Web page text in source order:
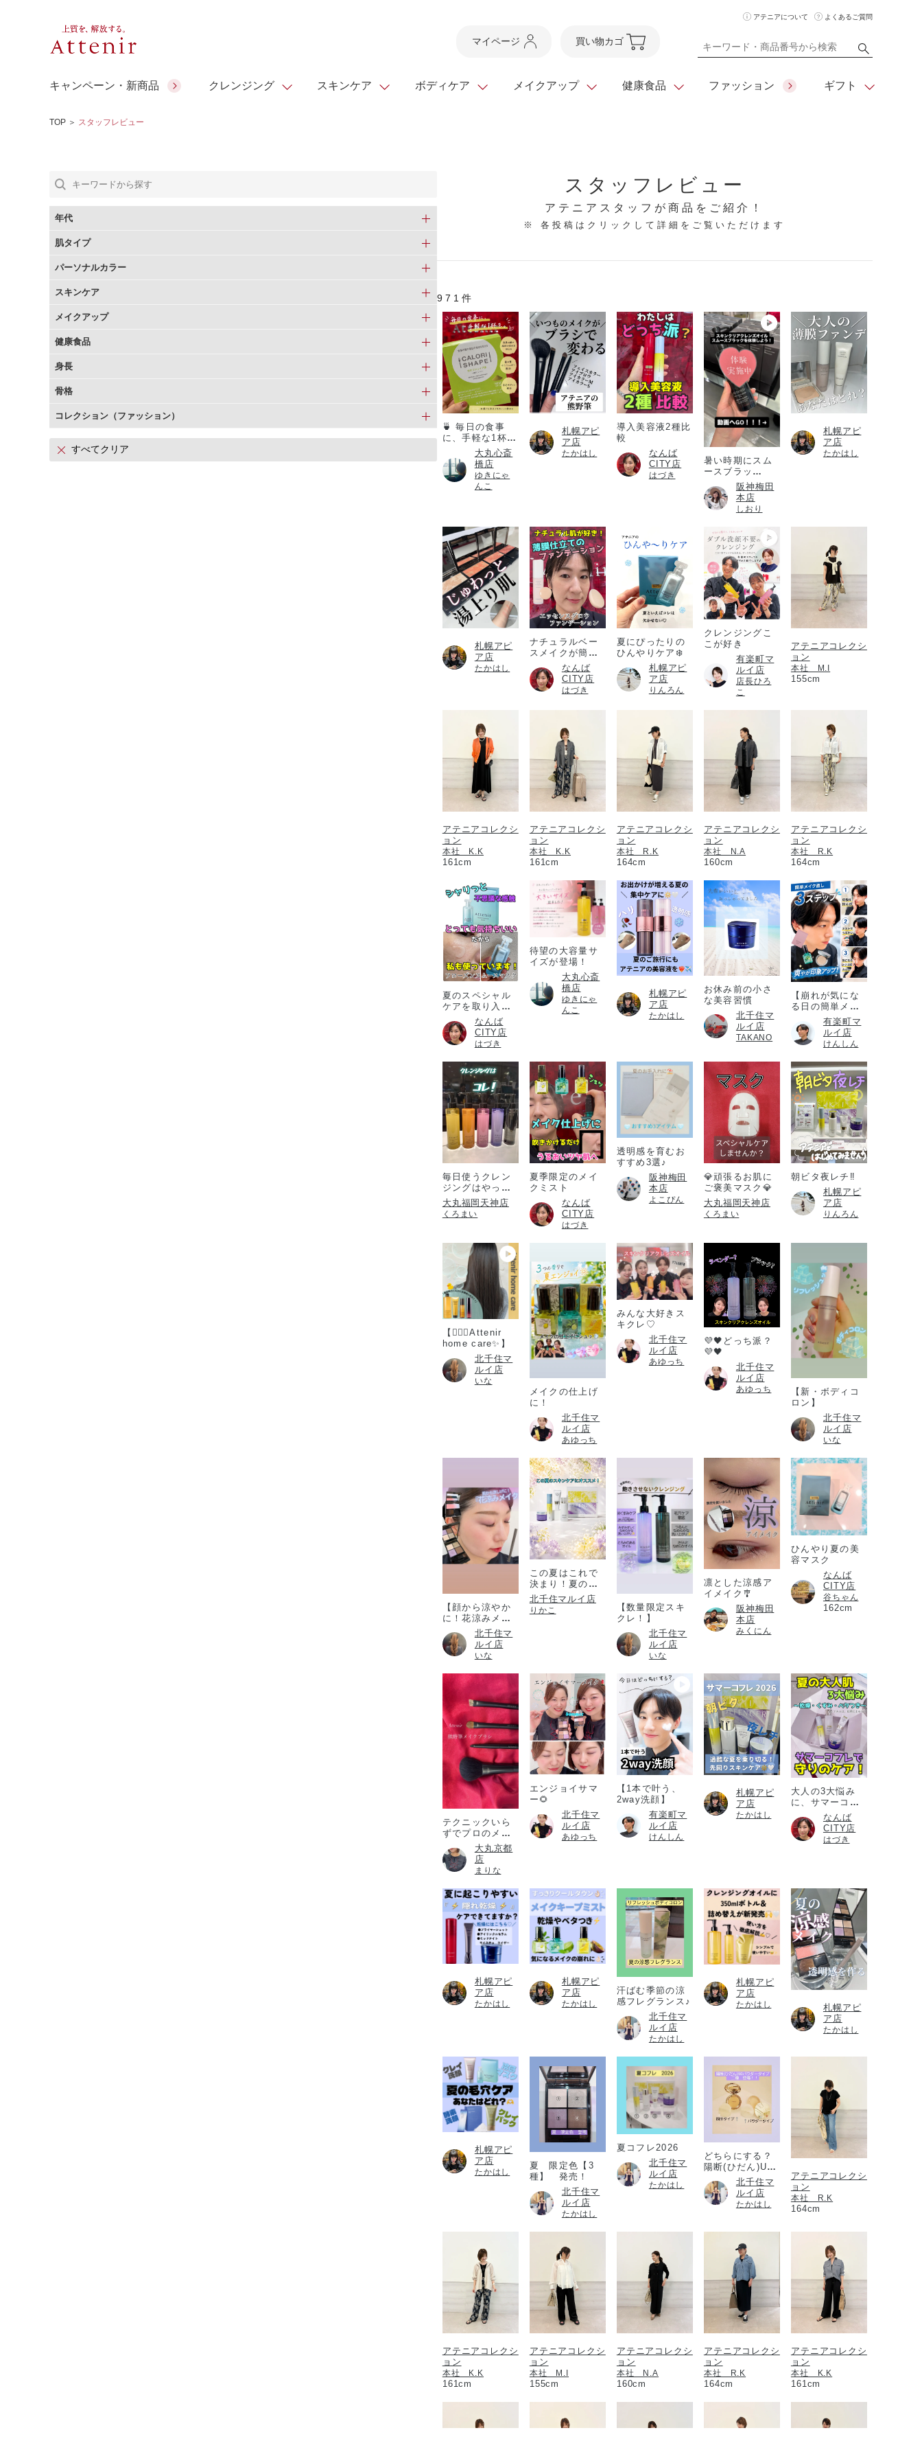
アテニアについて よくあるご質問
マイページ 買い物カゴ
キャンペーン・新商品 クレンジング
お友達紹介サービス
スキンケア
チェックで選ぶ
クレンジング
化粧水
乳液・ジェル・クリーム 美容液・クリーム
ボディケア
アロマリチュアル
＆エイジングケア
ボディケア・ハンドケア
・フレグランス
メイクアップ
Make Look
アイメイク
フェイスカラー
リップメイク メイクグッズ
健康食品
コラーゲン
ル
ビューティシリーズ ダイエットシリーズ
青汁シリーズ ベーシックシリーズ
ヘルスシリーズ 全商品一覧
ファッション ギフト
シーンから選ぶ
スキンクリア クレンズ
オイル 専用ギフト
贈れるeギフト
TOP ＞ スタッフレビュー
年代
肌タイプ
パーソナルカラー
スキンケア
メイクアップ
健康食品
身長
骨格
コレクション（ファッション）
すべてクリア
スタッフレビュー
アテニアスタッフが商品をご紹介！
※ 各投稿はクリックして詳細をご覧いただけます
971件
🍵 毎日の食事
に、手軽な1杯
大丸心斎
橋店
ゆきにゃ
んこ
札幌アピ
ア店
たかはし
導入美容液2種比
較
なんば
CITY店
はづき
暑い時期にスム
ースブラッ
ク！！！阪神梅田
本店
しおり
札幌アピ
ア店
たかはし
札幌アピ
ア店
たかはし
ナチュラルベー
スメイクが簡単
なんば
CITY店
はづき
夏にぴったりの
ひんやりケア❄️
札幌アピ
ア店
りんろん
クレンジングこ
こが好き
有楽町マ
ルイ店
店長ひろ
こ
アテニアコレクシ
ョン
本社 M.I
155cm
アテニアコレクシ
ョン
本社 K.K
161cm
アテニアコレクシ
ョン
本社 K.K
161cm
アテニアコレクシ
ョン
本社 R.K
164cm
アテニアコレクシ
ョン
本社 N.A
160cm
アテニアコレクシ
ョン
本社 R.K
164cm
夏のスペシャル
ケアを取り入れ
たい方必見！
なんば
CITY店
はづき
待望の大容量サ
イズが登場！
大丸心斎
橋店
ゆきにゃ
んこ
札幌アピ
ア店
たかはし
お休み前の小さ
な美容習慣
北千住マ
ルイ店
TAKANO
【崩れが気にな
る日の簡単メイ
ク直し】有楽町マ
ルイ店
けんしん
毎日使うクレン
ジングはやっぱ
りアテニア💎
大丸福岡天神店
くろまい
夏季限定のメイ
クミスト
なんば
CITY店
はづき
透明感を育むお
すすめ3選♪
阪神梅田
本店
よこぴん
💎頑張るお肌に
ご褒美マスク💎
大丸福岡天神店
くろまい
朝ビタ夜レチ‼️
札幌アピ
ア店
りんろん
【💆🏻‍♀️Attenir
home care✨】
北千住マ
ルイ店
いな
メイクの仕上げ
に！
北千住マ
ルイ店
あゆっち
みんな大好きス
キクレ♡
北千住マ
ルイ店
あゆっち
💜🖤どっち派？
💜🖤
北千住マ
ルイ店
あゆっち
【新・ボディコ
ロン】
北千住マ
ルイ店
いな
【顔から涼やか
に！花涼みメイ
北千住マ
ルイ店
いな
この夏はこれで
決まり！夏のコ
フレ！
北千住マルイ店
りかこ
【数量限定スキ
クレ！】
北千住マ
ルイ店
いな
凛とした涼感ア
イメイク🎐
阪神梅田
本店
みくにん
ひんやり夏の美
容マスク
なんば
CITY店
谷ちゃん
162cm
テクニックいら
ずでプロのメイ
ク仕上がりを✨
大丸京都
店
まりな
エンジョイサマ
ー🌻
北千住マ
ルイ店
あゆっち
【1本で叶う、
2way洗顔】
有楽町マ
ルイ店
けんしん
札幌アピ
ア店
たかはし
大人の3大悩み
に、サマーコフ
なんば
CITY店
はづき
札幌アピ
ア店
たかはし
札幌アピ
ア店
たかはし
汗ばむ季節の涼
感フレグランス♪
北千住マ
ルイ店
たかはし
札幌アピ
ア店
たかはし
札幌アピ
ア店
たかはし
札幌アピ
ア店
たかはし
夏 限定色【3
種】 発売！
北千住マ
ルイ店
たかはし
夏コフレ2026
北千住マ
ルイ店
たかはし
どちらにする？
陽断(ひだん)UV
パウダー北千住マ
ルイ店
たかはし
アテニアコレクシ
ョン
本社 R.K
164cm
アテニアコレクシ
ョン
本社 K.K
161cm
アテニアコレクシ
ョン
本社 M.I
155cm
アテニアコレクシ
ョン
本社 N.A
160cm
アテニアコレクシ
ョン
本社 R.K
164cm
アテニアコレクシ
ョン
本社 K.K
161cm